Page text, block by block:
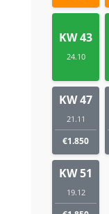
KW 43
24.10
KW 47
21.11
€1.850
KW 51
19.12